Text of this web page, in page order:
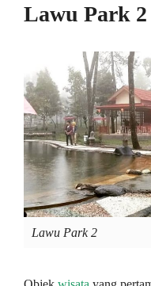
Lawu Park 2
Lawu Park 2